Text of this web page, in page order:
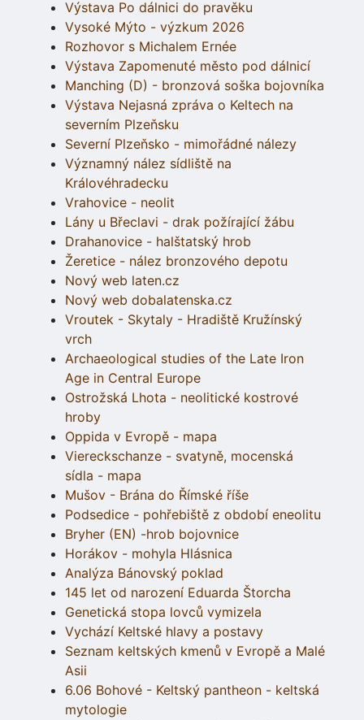
Výstava Po dálnici do pravěku
Vysoké Mýto - výzkum 2026
Rozhovor s Michalem Ernée
Výstava Zapomenuté město pod dálnicí
Manching (D) - bronzová soška bojovníka
Výstava Nejasná zpráva o Keltech na
severním Plzeňsku
Severní Plzeňsko - mimořádné nálezy
Významný nález sídliště na
Královéhradecku
Vrahovice - neolit
Lány u Břeclavi - drak požírající žábu
Drahanovice - halštatský hrob
Žeretice - nález bronzového depotu
Nový web laten.cz
Nový web dobalatenska.cz
Vroutek - Skytaly - Hradiště Kružínský
vrch
Archaeological studies of the Late Iron
Age in Central Europe
Ostrožská Lhota - neolitické kostrové
hroby
Oppida v Evropě - mapa
Viereckschanze - svatyně, mocenská
sídla - mapa
Mušov - Brána do Římské říše
Podsedice - pohřebiště z období eneolitu
Bryher (EN) -hrob bojovnice
Horákov - mohyla Hlásnica
Analýza Bánovský poklad
145 let od narození Eduarda Štorcha
Genetická stopa lovců vymizela
Vychází Keltské hlavy a postavy
Seznam keltských kmenů v Evropě a Malé
Asii
6.06 Bohové - Keltský pantheon - keltská
mytologie